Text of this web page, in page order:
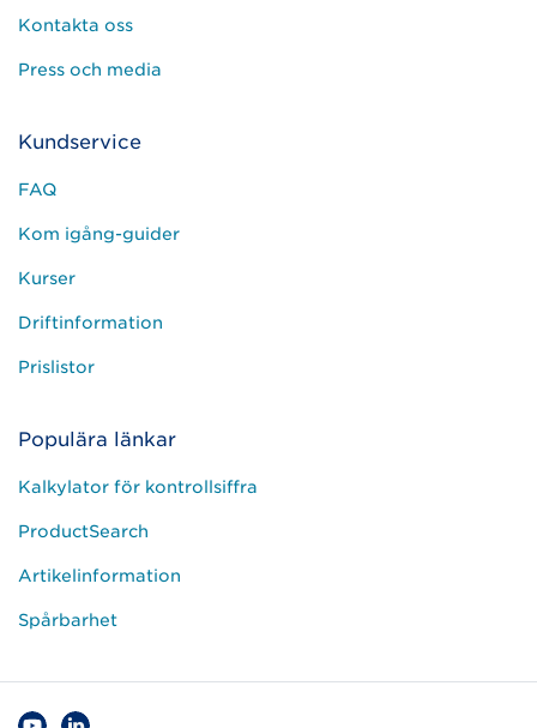
Kontakta oss
Press och media
Kundservice
FAQ
Kom igång-guider
Kurser
Driftinformation
Prislistor
Populära länkar
Kalkylator för kontrollsiffra
ProductSearch
Artikelinformation
Spårbarhet